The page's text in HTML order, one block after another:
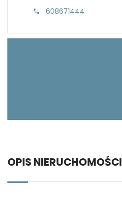
608671444
OPIS NIERUCHOMOŚCI